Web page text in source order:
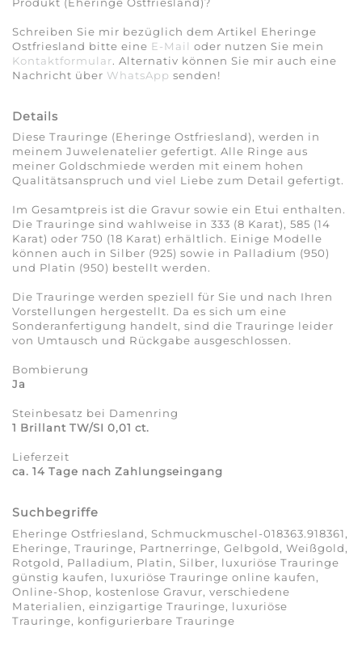
Produkt (Eheringe Ostfriesland)?
Schreiben Sie mir bezüglich dem Artikel Eheringe
Ostfriesland bitte eine E-Mail oder nutzen Sie mein
Kontaktformular. Alternativ können Sie mir auch eine
Nachricht über WhatsApp senden!
Details
Diese Trauringe (Eheringe Ostfriesland), werden in
meinem Juwelenatelier gefertigt. Alle Ringe aus
meiner Goldschmiede werden mit einem hohen
Qualitätsanspruch und viel Liebe zum Detail gefertigt.
Im Gesamtpreis ist die Gravur sowie ein Etui enthalten.
Die Trauringe sind wahlweise in 333 (8 Karat), 585 (14
Karat) oder 750 (18 Karat) erhältlich. Einige Modelle
können auch in Silber (925) sowie in Palladium (950)
und Platin (950) bestellt werden.
Die Trauringe werden speziell für Sie und nach Ihren
Vorstellungen hergestellt. Da es sich um eine
Sonderanfertigung handelt, sind die Trauringe leider
von Umtausch und Rückgabe ausgeschlossen.
Bombierung
Ja
Steinbesatz bei Damenring
1 Brillant TW/SI 0,01 ct.
Lieferzeit
ca. 14 Tage nach Zahlungseingang
Suchbegriffe
Eheringe Ostfriesland, Schmuckmuschel-018363.918361,
Eheringe, Trauringe, Partnerringe, Gelbgold, Weißgold,
Rotgold, Palladium, Platin, Silber, luxuriöse Trauringe
günstig kaufen, luxuriöse Trauringe online kaufen,
Online-Shop, kostenlose Gravur, verschiedene
Materialien, einzigartige Trauringe, luxuriöse
Trauringe, konfigurierbare Trauringe